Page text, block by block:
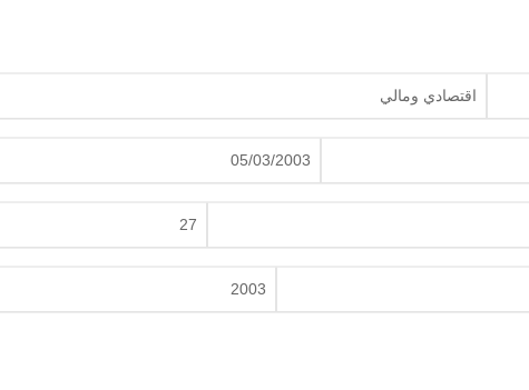
اقتصادي ومالي
05/03/2003
27
2003